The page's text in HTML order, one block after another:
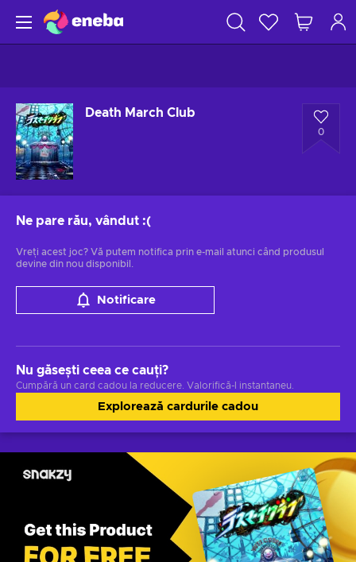
Death March Club
0
Ne pare rău, vândut :(
Vreți acest joc? Vă putem notifica prin e-mail atunci când produsul
devine din nou disponibil.
Notificare
Nu găsești ceea ce cauți?
Cumpără un card cadou la reducere. Valorifică-l instantaneu.
Explorează cardurile cadou